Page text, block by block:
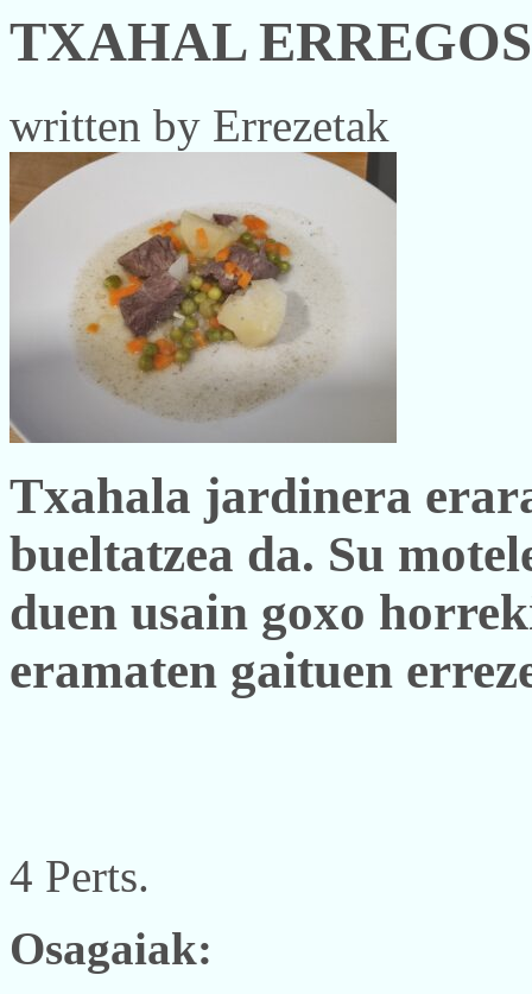
TXAHAL
written by Errezetak
Txahala jardinera
bueltatzea da. Su
duen usain goxo
eramaten gaituen
4 Perts.
Osagaiak: